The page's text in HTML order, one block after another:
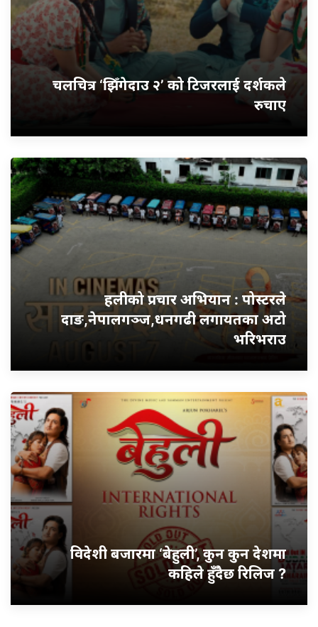
चलचित्र ‘झिँगेदाउ २’ को टिजरलाई दर्शकले
रुचाए
हलीको प्रचार अभियान : पोस्टरले
दाङ,नेपालगञ्ज,धनगढी लगायतका अटो
भरिभराउ
विदेशी बजारमा ‘बेहुली’, कुन कुन देशमा
कहिले हुँदैछ रिलिज ?